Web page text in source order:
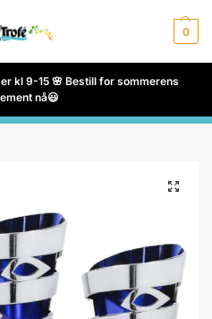
0
kl 9-15 🌸 Bestill for sommerens
nå😃